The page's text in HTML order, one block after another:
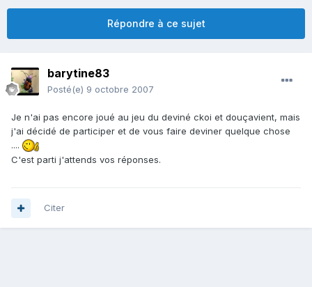
Répondre à ce sujet
barytine83
Posté(e) 9 octobre 2007
Je n'ai pas encore joué au jeu du deviné ckoi et douçavient, mais
j'ai décidé de participer et de vous faire deviner quelque chose
....
C'est parti j'attends vos réponses.
Citer